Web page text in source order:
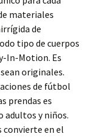
materiales
de
tipo de cuerpos
In-Motion. Es
originales.
de fútbol
prendas es
adultos y niños.
convierte en el